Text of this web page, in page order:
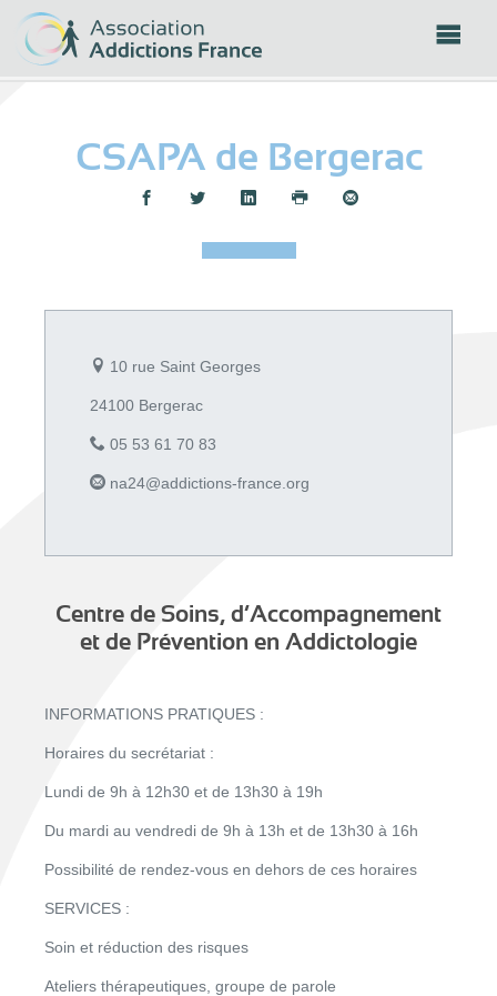
CSAPA de Bergerac
Partager :
10 rue Saint Georges
24100 Bergerac
05 53 61 70 83
na24@addictions-france.org
Centre de Soins, d’Accompagnement
et de Prévention en Addictologie
INFORMATIONS PRATIQUES :
Horaires du secrétariat :
Lundi de 9h à 12h30 et de 13h30 à 19h
Du mardi au vendredi de 9h à 13h et de 13h30 à 16h
Possibilité de rendez-vous en dehors de ces horaires
SERVICES :
Soin et réduction des risques
Ateliers thérapeutiques, groupe de parole
Panneau de gestion des cookies